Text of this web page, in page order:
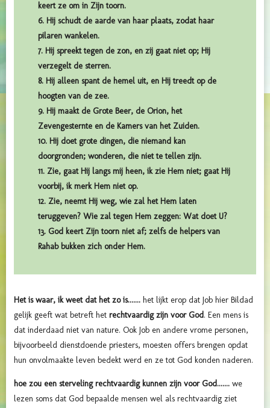
keert ze om in Zijn toorn.
6. Hij schudt de aarde van haar plaats, zodat haar
pilaren wankelen.
7. Hij spreekt tegen de zon, en zij gaat niet op; Hij
verzegelt de sterren.
8. Hij alleen spant de hemel uit, en Hij treedt op de
hoogten van de zee.
9. Hij maakt de Grote Beer, de Orion, het
Zevengesternte en de Kamers van het Zuiden.
10. Hij doet grote dingen, die niemand kan
doorgronden; wonderen, die niet te tellen zijn.
11. Zie, gaat Hij langs mij heen, ik zie Hem niet; gaat Hij
voorbij, ik merk Hem niet op.
12. Zie, neemt Hij weg, wie zal het Hem laten
teruggeven? Wie zal tegen Hem zeggen: Wat doet U?
13. God keert Zijn toorn niet af; zelfs de helpers van
Rahab bukken zich onder Hem.
Het is waar, ik weet dat het zo is....... het lijkt erop dat Job hier Bildad
gelijk geeft wat betreft het rechtvaardig zijn voor God. Een mens is
dat inderdaad niet van nature. Ook Job en andere vrome personen,
bijvoorbeeld dienstdoende priesters, moesten offers brengen opdat
hun onvolmaakte leven bedekt werd en ze tot God konden naderen.
hoe zou een sterveling rechtvaardig kunnen zijn voor God....... we
lezen soms dat God bepaalde mensen wel als rechtvaardig ziet